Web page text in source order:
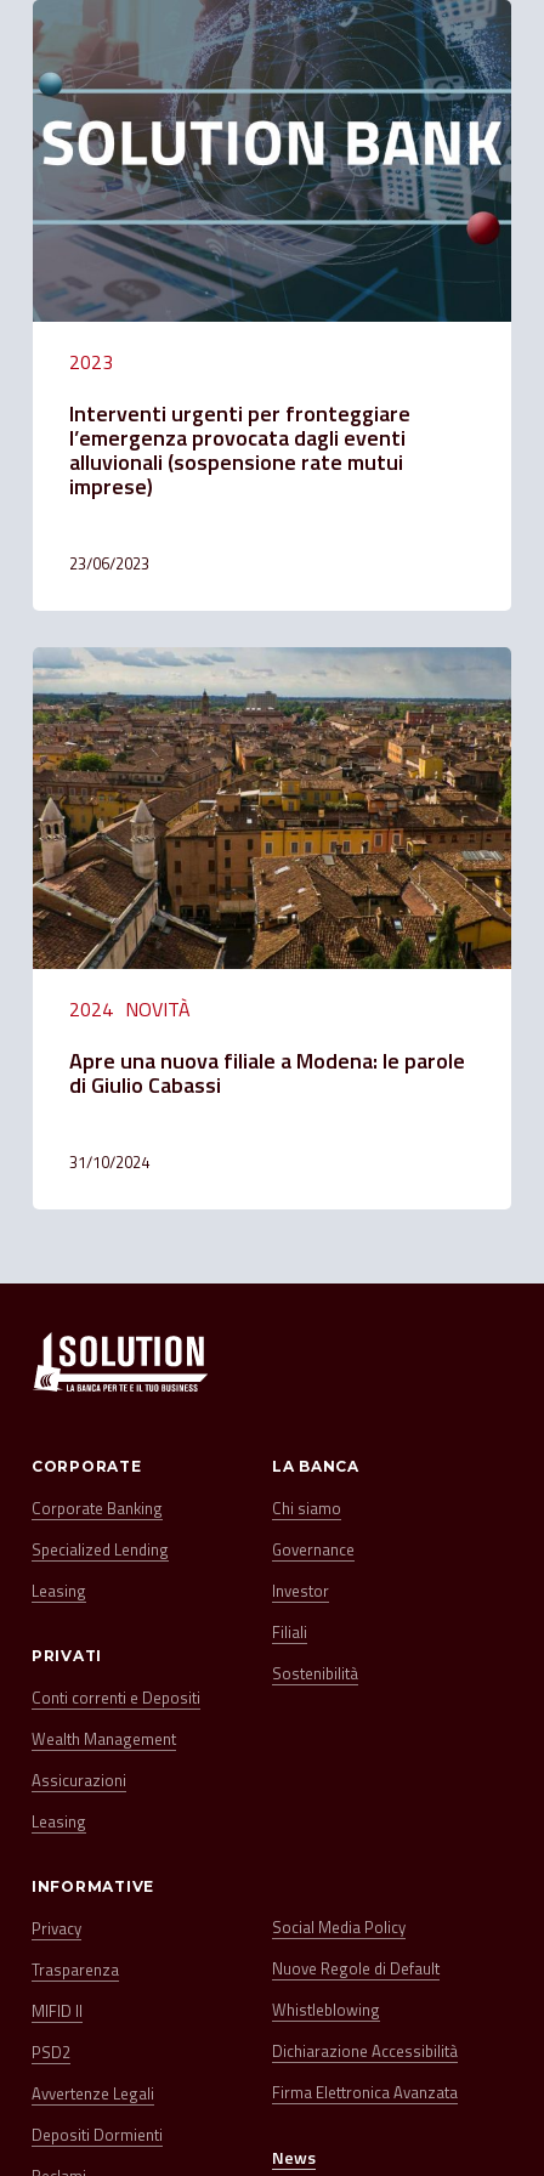
2023
Interventi
urgenti
per
fronteggiare
l’emergenza
provocata
dagli
alluvionali
(sospensione
mutui
imprese)
Interventi urgenti per fronteggiare
l’emergenza provocata dagli eventi
alluvionali (sospensione rate mutui
imprese)
23/06/2023
2024 NOVITÀ
Apre
una
nuova
filiale
a
Modena:
le
parole
di
Giulio
Cabassi
Apre una nuova filiale a Modena: le parole
di Giulio Cabassi
31/10/2024
CORPORATE
Corporate Banking
Specialized Lending
Leasing
PRIVATI
Conti correnti e Depositi
Wealth Management
Assicurazioni
Leasing
LA BANCA
Chi siamo
Governance
Investor
Filiali
Sostenibilità
INFORMATIVE
Privacy
Trasparenza
MIFID II
PSD2
Avvertenze Legali
Depositi Dormienti
Social Media Policy
Nuove Regole di Default
Whistleblowing
Dichiarazione Accessibilità
Firma Elettronica Avanzata
News